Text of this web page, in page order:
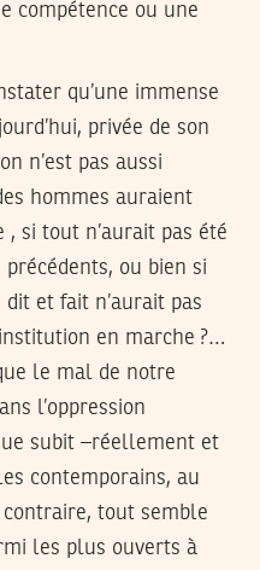
compétence ou une
qu’une immense
privée de son
n’est pas aussi
hommes auraient
, si tout n’aurait pas été
ou bien si
et fait n’aurait pas
en marche ?…
le mal de notre
l’oppression
subit –réellement et
contemporains, au
tout semble
les plus ouverts à